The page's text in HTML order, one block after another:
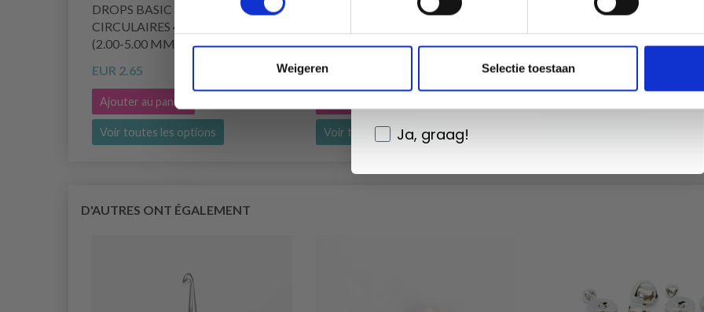
Weigeren Selectie toestaan
DROPS BASIC AIGUILLES
CIRCULAIRES 40 CM ALUMINIUM
(2.00-5.00 MM)
EUR 2.65
Ajouter au panier
Voir toutes les options
DROPS AIGUILLES CIRCULAIRES
8.0 MM)
EUR 4.50
Voir toutes les options
KNITPRO AIGUILLES
(2.00-8.00MM)
EUR 9.10
D'AUTRES ONT ÉGALEMENT
Wil je liever nieuws ontvangen over onze
Ja, graag!